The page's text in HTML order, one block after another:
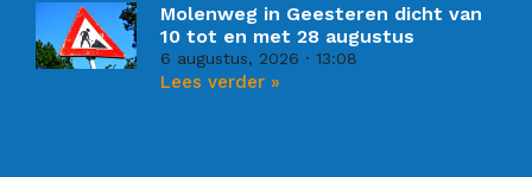
Molenweg in Geesteren dicht van
10 tot en met 28 augustus
6 augustus, 2026 13:08
Lees verder »